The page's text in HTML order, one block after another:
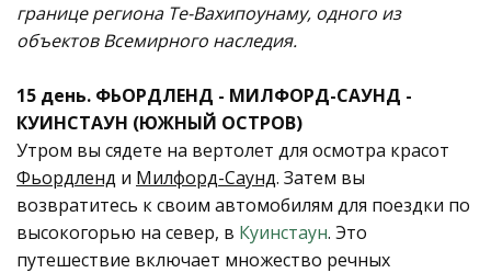
границе региона Те-Вахипоунаму, одного из
объектов Всемирного наследия.
15 день. ФЬОРДЛЕНД - МИЛФОРД-САУНД -
КУИНСТАУН (ЮЖНЫЙ ОСТРОВ)
Утром вы сядете на вертолет для осмотра красот
Фьордленд и Милфорд-Саунд. Затем вы
возвратитесь к своим автомобилям для поездки по
высокогорью на север, в Куинстаун. Это
путешествие включает множество речных